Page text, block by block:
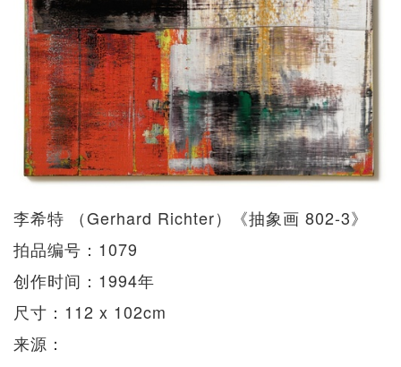
李希特 （Gerhard Richter）《抽象画 802-3》
拍品编号：1079
创作时间：1994年
尺寸：112 x 102cm
来源：